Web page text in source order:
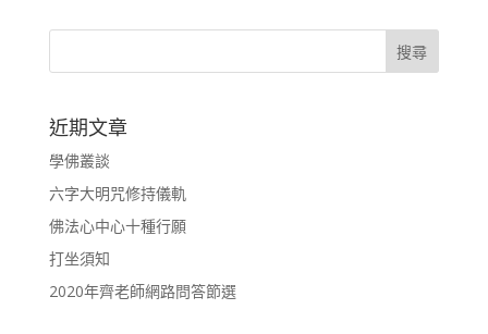
近期文章
學佛叢談
六字大明咒修持儀軌
佛法心中心十種行願
打坐須知
2020年齊老師網路問答節選